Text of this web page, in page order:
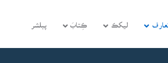
تعارف ليکڪ ڪِتابَ پبلشر